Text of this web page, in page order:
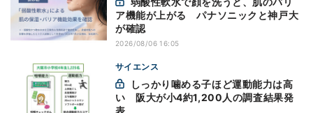
ア機能が上がる パナソニックと神戸大
が確認
2026/08/06 16:05
サイエンス
い 阪大が小4約1,200人の調査結果発
表